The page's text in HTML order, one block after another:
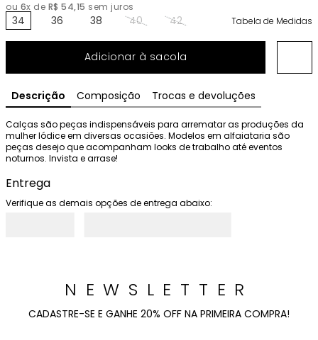
ou 6x de R$ 54,15 sem juros
34 36 38 40 42 Tabela de Medidas
Adicionar à sacola
Descrição Composição Trocas e devoluções
Calças são peças indispensáveis para arrematar as produções da
mulher Iódice em diversas ocasiões. Modelos em alfaiataria são
peças desejo que acompanham looks de trabalho até eventos
noturnos. Invista e arrase!
Entrega
Verifique as demais opções de entrega abaixo:
NEWSLETTER
CADASTRE-SE E GANHE 20% OFF NA PRIMEIRA COMPRA!